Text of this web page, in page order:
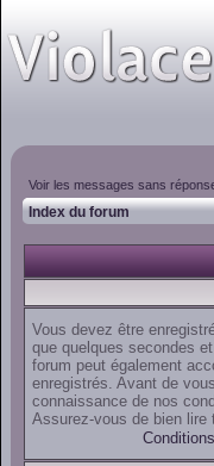
Voir les messages sans
Index du forum
Vous devez être
que quelques secondes
forum peut également
enregistrés. Avant de
connaissance de nos
Assurez-vous de bien lire